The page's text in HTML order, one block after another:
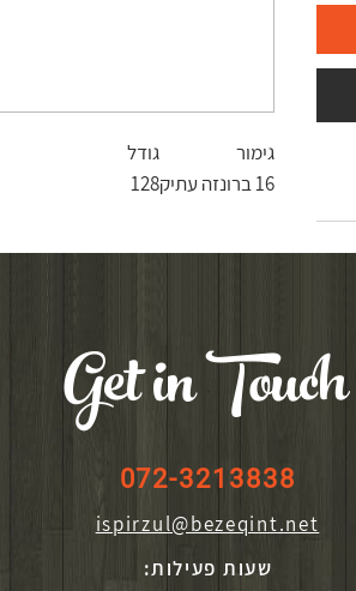
גימור
גודל
16 ברונזה עתיק
128
Get in Touch
072-3213838
ispirzul@bezeqint.net
שעות פעילות: